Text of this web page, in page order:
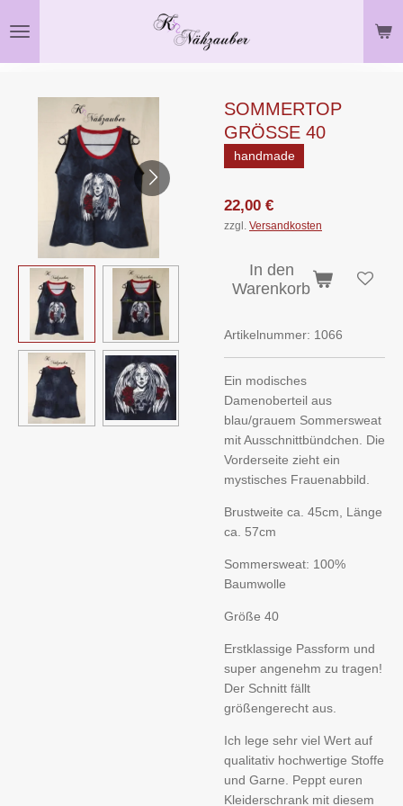
Hauptinhalt
SOMMERTOP
GRÖSSE 40
handmade
22,00 €
zzgl. Versandkosten
In den
Warenkorb
Artikelnummer: 1066
Ein modisches
Damenoberteil aus
blau/grauem Sommersweat
mit Ausschnittbündchen. Die
Vorderseite zieht ein
mystisches Frauenabbild.
Brustweite ca. 45cm, Länge
ca. 57cm
Sommersweat: 100%
Baumwolle
Größe 40
Erstklassige Passform und
super angenehm zu tragen!
Der Schnitt fällt
größengerecht aus.
Ich lege sehr viel Wert auf
qualitativ hochwertige Stoffe
und Garne. Peppt euren
Kleiderschrank mit diesem